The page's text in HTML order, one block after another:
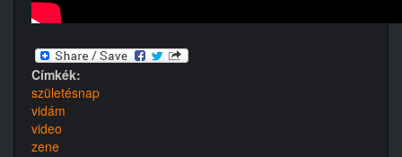
Címkék:
születésnap
vidám
video
zene